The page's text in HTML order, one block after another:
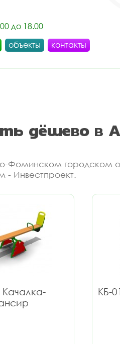
до 18.00
объекты контакты
дёшево в
Фоминском городском
- Инвестпроект.
Качалка-
КБ-